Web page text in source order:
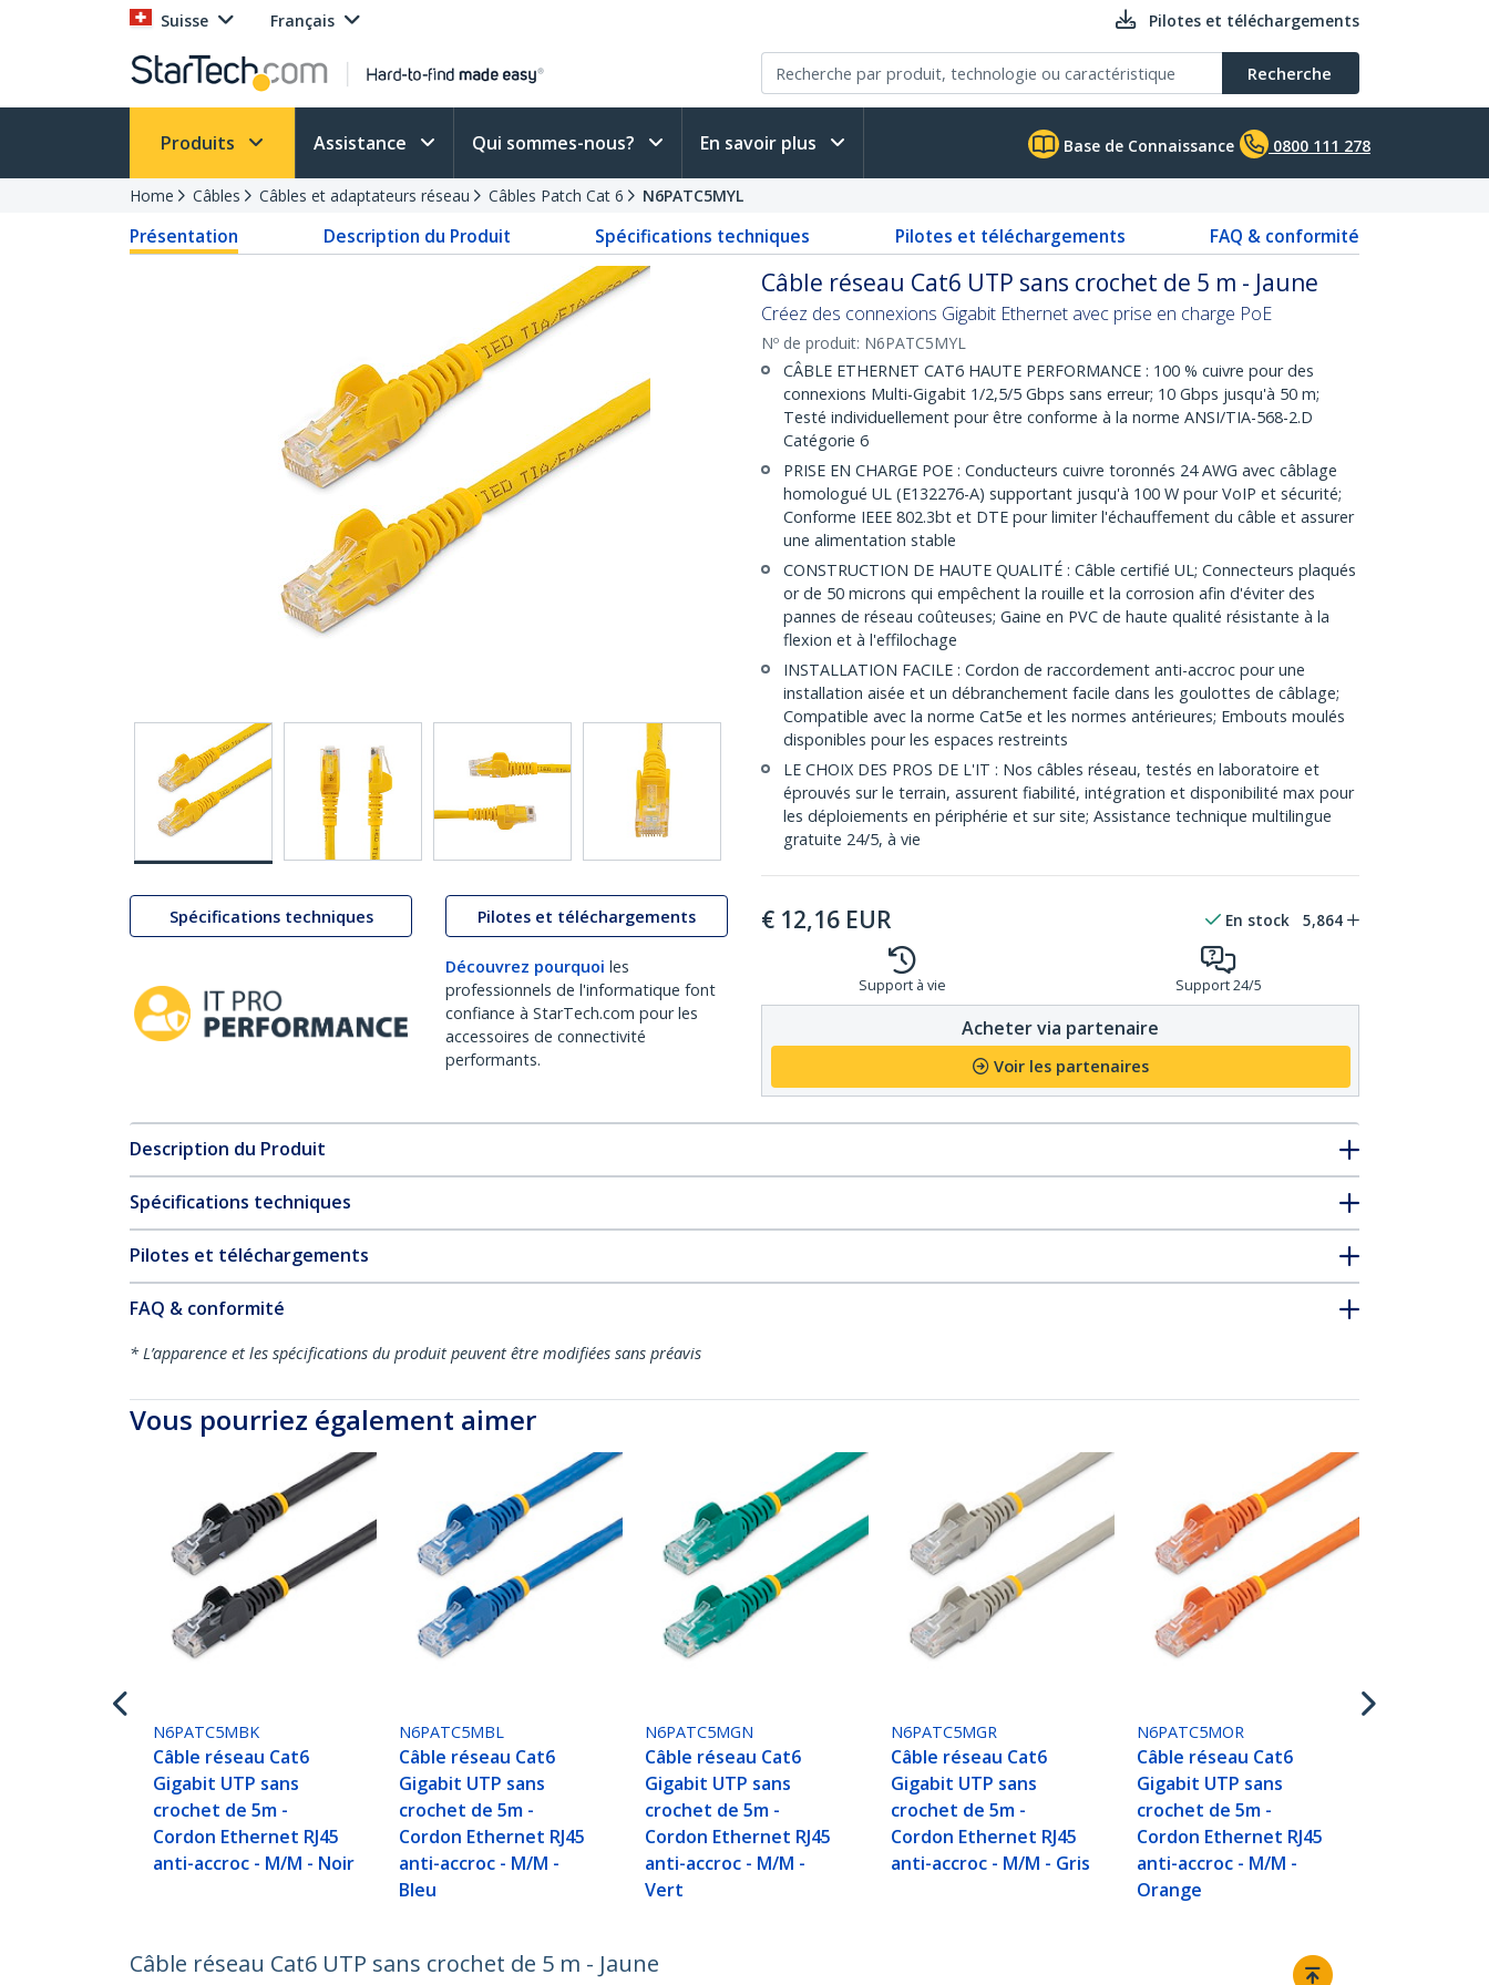
Suisse Français Pilotes et téléchargements
Recherche
Produits Assistance Qui sommes-nous? En savoir plus Base de Connaissance 0800 111 278
Home Câbles Câbles et adaptateurs réseau Câbles Patch Cat 6 N6PATC5MYL
Présentation Description du Produit Spécifications techniques Pilotes et téléchargements FAQ & conformité
Spécifications techniques Pilotes et téléchargements
Découvrez pourquoi les
professionnels de l'informatique font
confiance à StarTech.com pour les
accessoires de connectivité
performants.
Câble réseau Cat6 UTP sans crochet de 5 m - Jaune
Créez des connexions Gigabit Ethernet avec prise en charge PoE
Nº de produit: N6PATC5MYL
CÂBLE ETHERNET CAT6 HAUTE PERFORMANCE : 100 % cuivre pour des
connexions Multi-Gigabit 1/2,5/5 Gbps sans erreur; 10 Gbps jusqu'à 50 m;
Testé individuellement pour être conforme à la norme ANSI/TIA-568-2.D
Catégorie 6
PRISE EN CHARGE POE : Conducteurs cuivre toronnés 24 AWG avec câblage
homologué UL (E132276-A) supportant jusqu'à 100 W pour VoIP et sécurité;
Conforme IEEE 802.3bt et DTE pour limiter l'échauffement du câble et assurer
une alimentation stable
CONSTRUCTION DE HAUTE QUALITÉ : Câble certifié UL; Connecteurs plaqués
or de 50 microns qui empêchent la rouille et la corrosion afin d'éviter des
pannes de réseau coûteuses; Gaine en PVC de haute qualité résistante à la
flexion et à l'effilochage
INSTALLATION FACILE : Cordon de raccordement anti-accroc pour une
installation aisée et un débranchement facile dans les goulottes de câblage;
Compatible avec la norme Cat5e et les normes antérieures; Embouts moulés
disponibles pour les espaces restreints
LE CHOIX DES PROS DE L'IT : Nos câbles réseau, testés en laboratoire et
éprouvés sur le terrain, assurent fiabilité, intégration et disponibilité max pour
les déploiements en périphérie et sur site; Assistance technique multilingue
gratuite 24/5, à vie
€ 12,16 EUR En stock 5,864
Support à vie Support 24/5
Acheter via partenaire
Voir les partenaires
Description du Produit
Spécifications techniques
Pilotes et téléchargements
FAQ & conformité
* L’apparence et les spécifications du produit peuvent être modifiées sans préavis
Vous pourriez également aimer
N6PATC5MBK
Câble réseau Cat6
Gigabit UTP sans
crochet de 5m -
Cordon Ethernet RJ45
anti-accroc - M/M - Noir
N6PATC5MBL
Câble réseau Cat6
Gigabit UTP sans
crochet de 5m -
Cordon Ethernet RJ45
anti-accroc - M/M -
Bleu
N6PATC5MGN
Câble réseau Cat6
Gigabit UTP sans
crochet de 5m -
Cordon Ethernet RJ45
anti-accroc - M/M -
Vert
N6PATC5MGR
Câble réseau Cat6
Gigabit UTP sans
crochet de 5m -
Cordon Ethernet RJ45
anti-accroc - M/M - Gris
N6PATC5MOR
Câble réseau Cat6
Gigabit UTP sans
crochet de 5m -
Cordon Ethernet RJ45
anti-accroc - M/M -
Orange
Câble réseau Cat6 UTP sans crochet de 5 m - Jaune